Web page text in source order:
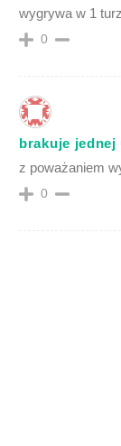
wygrywa w 1
0
brakuje jednej
z poważaniem
0